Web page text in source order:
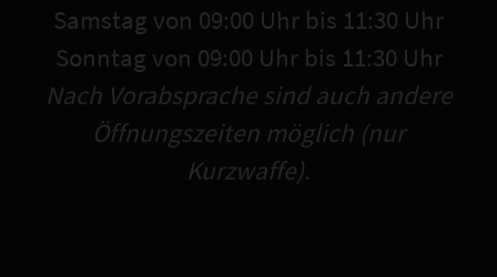
Samstag von 09:00 Uhr bis 11:30 Uhr
Sonntag von 09:00 Uhr bis 11:30 Uhr
Nach Vorabsprache sind auch andere
Öffnungszeiten möglich (nur
Kurzwaffe).